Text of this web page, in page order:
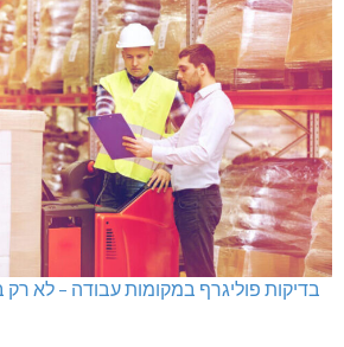
בדיקות פוליגרף במקומות עבודה – לא רק